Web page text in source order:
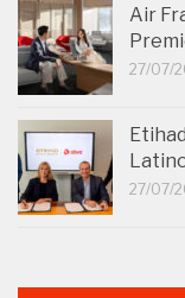
Air
27/07/
27/07/